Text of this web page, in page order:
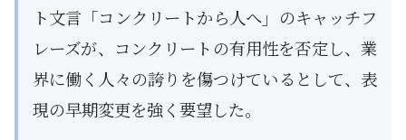
ト文言「コンクリートから人へ」のキャッチフ
レーズが、コンクリートの有用性を否定し、業
界に働く人々の誇りを傷つけているとして、表
現の早期変更を強く要望した。